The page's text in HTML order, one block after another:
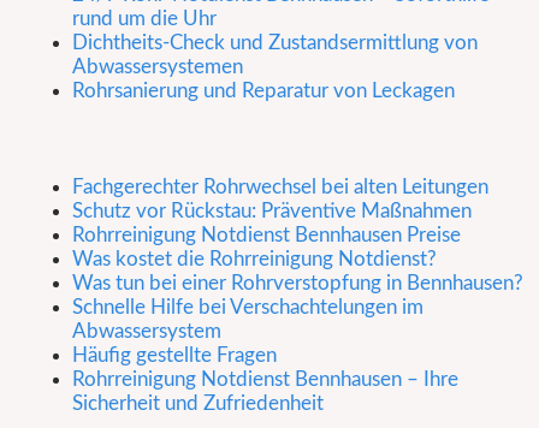
rund um die Uhr
Dichtheits-Check und Zustandsermittlung von
Abwassersystemen
Rohrsanierung und Reparatur von Leckagen
Fachgerechter Rohrwechsel bei alten Leitungen
Schutz vor Rückstau: Präventive Maßnahmen
Rohrreinigung Notdienst Bennhausen Preise
Was kostet die Rohrreinigung Notdienst?
Was tun bei einer Rohrverstopfung in Bennhausen?
Schnelle Hilfe bei Verschachtelungen im
Abwassersystem
Häufig gestellte Fragen
Rohrreinigung Notdienst Bennhausen – Ihre
Sicherheit und Zufriedenheit